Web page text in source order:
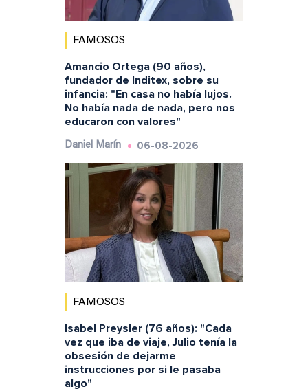
FAMOSOS
Amancio Ortega (90 años),
fundador de Inditex, sobre su
infancia: "En casa no había lujos.
No había nada de nada, pero nos
educaron con valores"
Daniel Marín 06-08-2026
FAMOSOS
Isabel Preysler (76 años): "Cada
vez que iba de viaje, Julio tenía la
obsesión de dejarme
instrucciones por si le pasaba
algo"